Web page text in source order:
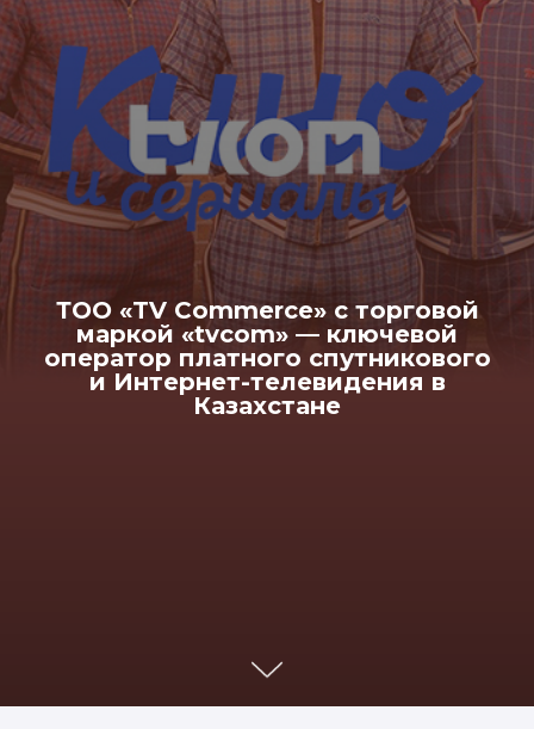
ТОО «TV Commerce» с торговой
маркой «tvcom» — ключевой
оператор платного спутникового
и Интернет-телевидения в
Казахстане